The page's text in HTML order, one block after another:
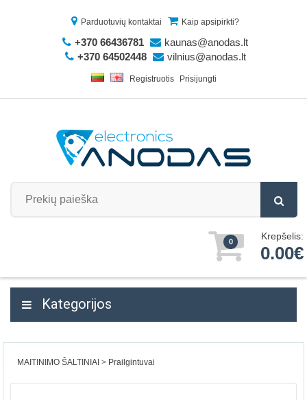
Parduotuvių kontaktai Kaip apsipirkti?
+370 66436781
kaunas@anodas.lt
+370 64502448
vilnius@anodas.lt
Registruotis Prisijungti
0 Krepšelis:
0.00€
Kategorijos
MAITINIMO ŠALTINIAI Prailgintuvai